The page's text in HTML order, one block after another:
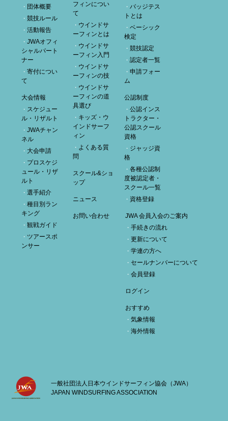
団体概要
競技ルール
活動報告
JWAオフィ
シャルパート
ナー
寄付につい
て
大会情報
スケジュー
ル・リザルト
JWAチャン
ネル
大会申請
プロスケジ
ュール・リザ
ルト
選手紹介
種目別ラン
キング
観戦ガイド
ツアースポ
ンサー
フィンについ
て
ウインドサ
ーフィンとは
ウインドサ
ーフィン入門
ウインドサ
ーフィンの技
ウインドサ
ーフィンの道
具選び
キッズ・ウ
インドサーフ
ィン
よくある質
問
スクール&ショ
ップ
ニュース
お問い合わせ
バッジテス
トとは
ベーシック
検定
競技認定
認定者一覧
申請フォー
ム
公認制度
公認インス
トラクター・
公認スクール
資格
ジャッジ資
格
各種公認制
度被認定者・
スクール一覧
資格登録
JWA 会員入会のご案内
手続きの流れ
更新について
学連の方へ
セールナンバーについて
会員登録
ログイン
おすすめ
気象情報
海外情報
一般社団法人日本ウインドサーフィン協会（JWA）
JAPAN WINDSURFING ASSOCIATION